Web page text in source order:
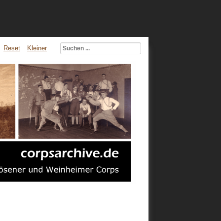
Reset Kleiner